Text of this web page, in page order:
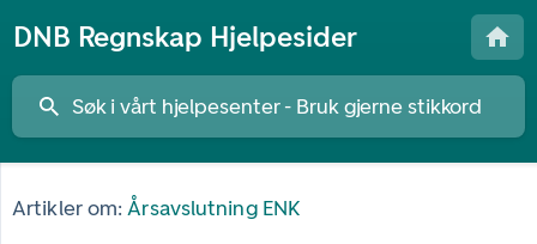
DNB Regnskap Hjelpesider
Artikler om: Årsavslutning ENK